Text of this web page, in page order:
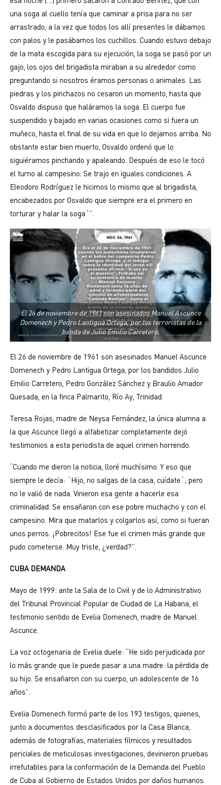
una soga al cuello tenía que caminar a prisa para no ser
arrastrado, a la vez que todos los allí presentes le dábamos
con palos y le pasábamos los cuchillos. Cuando estuvo debajo
de la mata escogida para su ejecución, la soga se pasó por un
gajo, los ojos del brigadista miraban a su alrededor como
preguntando si nosotros éramos personas o animales. Las
piedras y los pinchazos no cesaron un momento, hasta que
Osvaldo dispuso que haláramos la soga. El cuerpo fue
suspendido y bajado en varias ocasiones como si fuera un
muñeco, hasta el final de su vida en que lo dejamos arriba. No
obstante estar bien muerto, Osvaldo ordenó que lo
siguiéramos pinchando y apaleando. Después de eso le tocó
el turno al campesino. Se trajo en iguales condiciones. A
Eleodoro Rodríguez le hicimos lo mismo que al brigadista,
encabezados por Osvaldo que siempre era el primero en
torturar y halar la soga´”.
El 26 de noviembre de 1961 son asesinados Manuel Ascunce
Domenech y Pedro Lantigua Ortega, por los terroristas de la
banda de Julio Emilio Carretero.
El 26 de noviembre de 1961 son asesinados Manuel Ascunce
Domenech y Pedro Lantigua Ortega, por los bandidos Julio
Emilio Carretero, Pedro González Sánchez y Braulio Amador
Quesada, en la finca Palmarito, Río Ay, Trinidad.
Teresa Rojas, madre de Neysa Fernández, la única alumna a
la que Ascunce llegó a alfabetizar completamente dejó
testimonios a esta periodista de aquel crimen horrendo.
“Cuando me dieron la noticia, lloré muchísimo. Y eso que
siempre le decía: ´Hijo, no salgas de la casa, cuídate´; pero
no le valió de nada. Vinieron esa gente a hacerle esa
criminalidad. Se ensañaron con ese pobre muchacho y con el
campesino. Mira que matarlos y colgarlos así, como si fueran
unos perros. ¡Pobrecitos! Ese fue el crimen más grande que
pudo cometerse. Muy triste, ¿verdad?”.
CUBA DEMANDA
Mayo de 1999: ante la Sala de lo Civil y de lo Administrativo
del Tribunal Provincial Popular de Ciudad de La Habana, el
testimonio sentido de Evelia Domenech, madre de Manuel
Ascunce.
La voz octogenaria de Evelia duele: “He sido perjudicada por
lo más grande que le puede pasar a una madre: la pérdida de
su hijo. Se ensañaron con su cuerpo, un adolescente de 16
años”.
Evelia Domenech formó parte de los 193 testigos, quienes,
junto a documentos desclasificados por la Casa Blanca,
además de fotografías, ma­teriales fílmicos y resultados
periciales de meticulosas investigaciones, devinieron pruebas
irrefutables para la conformación de la Demanda del Pueblo
de Cuba al Gobierno de Estados Unidos por daños humanos.